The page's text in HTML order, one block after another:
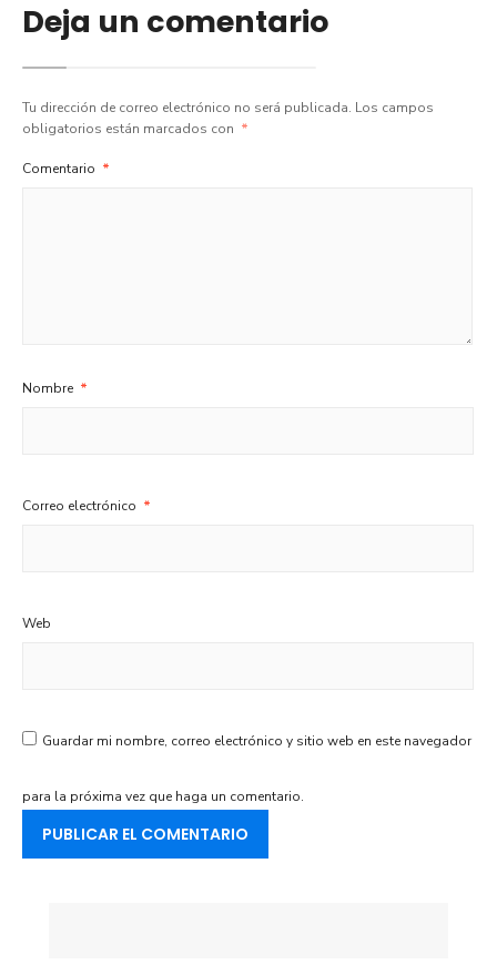
Deja un comentario
Tu dirección de correo electrónico no será publicada. Los campos
obligatorios están marcados con *
Comentario *
Nombre *
Correo electrónico *
Web
Guardar mi nombre, correo electrónico y sitio web en este navegador
para la próxima vez que haga un comentario.